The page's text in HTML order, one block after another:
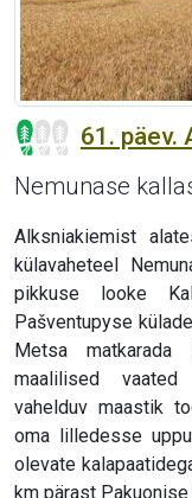
61. päev.
Nemunase
Alksniakiemist
külavaheteel
pikkuse looke
Pašventupyse
Metsa matkarada
maalilised vaated
vahelduv maastik
oma lilledesse
olevate
km pärast